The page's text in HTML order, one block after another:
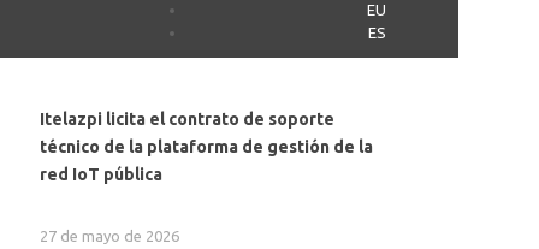
EU
ES
Itelazpi licita el contrato de soporte
técnico de la plataforma de gestión de la
red IoT pública
27 de mayo de 2026